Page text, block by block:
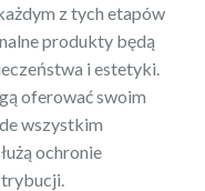
z tych etapów
produkty będą
i estetyki.
oferować swoim
wszystkim
ochronie